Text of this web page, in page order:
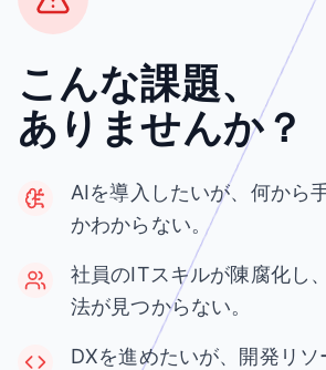
こんな課題、
ありませんか？
AIを導入したいが、何から
かわからない。
社員のITスキルが陳腐化し
法が見つからない。
DXを進めたいが、開発リソ